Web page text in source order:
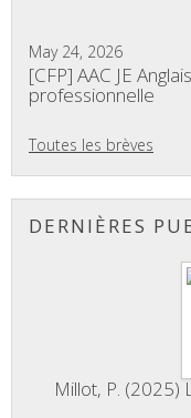
May 24, 2026
[CFP] AAC JE
professionnelle
Toutes les brèves
DERNIÈRES
Millot, P. (2025)